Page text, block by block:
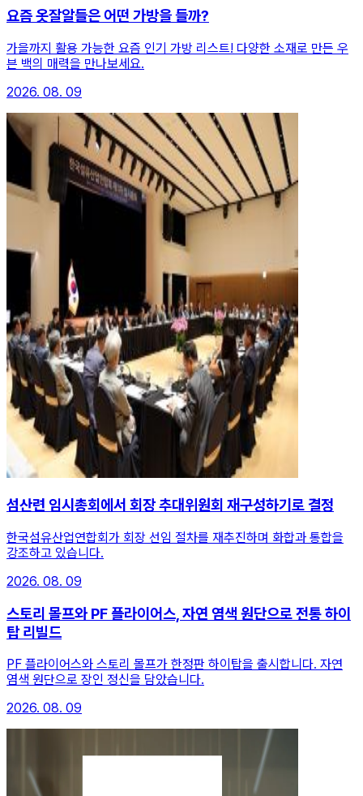
요즘 옷잘알들은 어떤 가방을 들까?
가을까지 활용 가능한 요즘 인기 가방 리스트! 다양한 소재로 만든 우
븐 백의 매력을 만나보세요.
2026. 08. 09
섬산련 임시총회에서 회장 추대위원회 재구성하기로 결정
한국섬유산업연합회가 회장 선임 절차를 재추진하며 화합과 통합을
강조하고 있습니다.
2026. 08. 09
스토리 몰프와 PF 플라이어스, 자연 염색 원단으로 전통 하이
탑 리빌드
PF 플라이어스와 스토리 몰프가 한정판 하이탑을 출시합니다. 자연
염색 원단으로 장인 정신을 담았습니다.
2026. 08. 09